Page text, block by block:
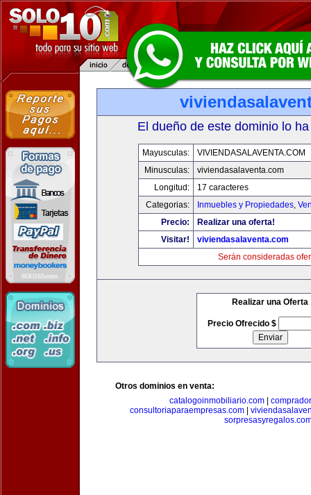
El dueño de este dominio lo
Mayusculas:
VIVIENDASALAVENTA.COM
Minusculas:
viviendasalaventa.com
Longitud:
17 caracteres
Categorias:
Inmuebles y Propiedades,
Precio:
Realizar una oferta!
Visitar!
viviendasalaventa.com
Serán consideradas
Realizar una Oferta
Precio Ofrecido $
Otros dominios en venta:
catalogoinmobiliario.com|
consultoriaparaempresas.com|